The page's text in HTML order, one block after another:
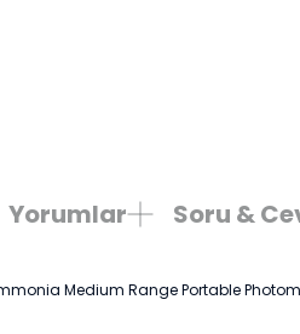
Yorumlar Soru &
Medium Range Portable